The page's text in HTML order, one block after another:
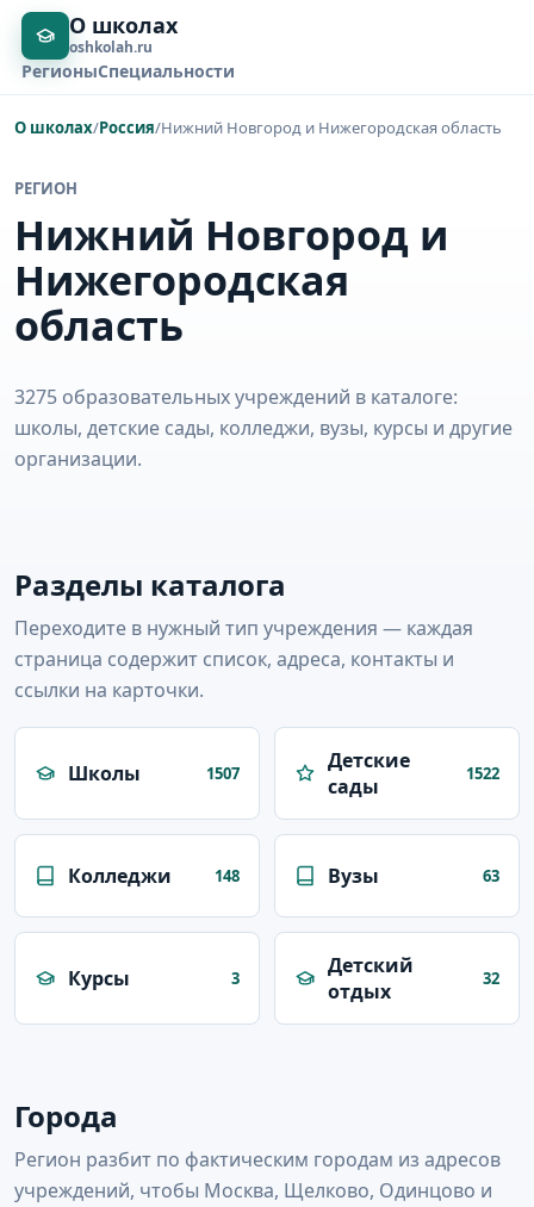
О школах
oshkolah.ru
РегионыСпециальности
О школах/Россия/Нижний Новгород и Нижегородская область
РЕГИОН
Нижний Новгород и
Нижегородская
область
3275 образовательных учреждений в каталоге:
школы, детские сады, колледжи, вузы, курсы и другие
организации.
Разделы каталога
Переходите в нужный тип учреждения — каждая
страница содержит список, адреса, контакты и
ссылки на карточки.
Школы 1507
Детские
сады
1522
Колледжи 148 Вузы 63
Курсы 3
Детский
отдых
32
Города
Регион разбит по фактическим городам из адресов
учреждений, чтобы Москва, Щелково, Одинцово и